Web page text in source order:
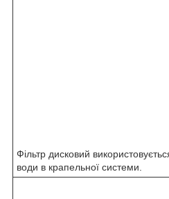
Фільтр дисковий
води в крапельної системи.